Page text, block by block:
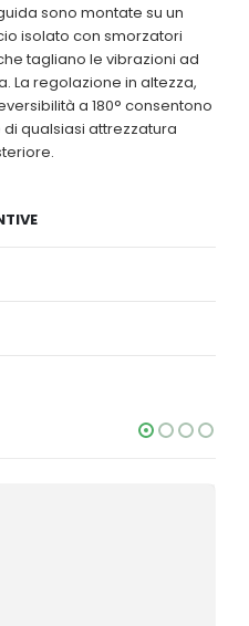
sono montate su un
isolato con smorzatori
tagliano le vibrazioni ad
La regolazione in altezza,
a 180° consentono
di qualsiasi attrezzatura